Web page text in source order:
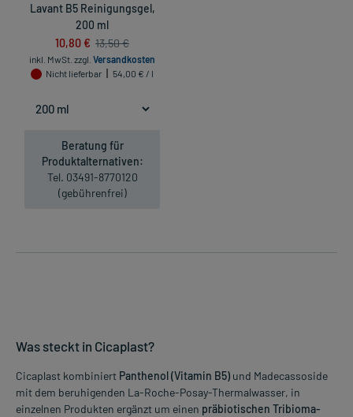
Lavant B5 Reinigungsgel,
200 ml
10,80 € 13,50 €
inkl. MwSt. zzgl. Versandkosten
Nicht lieferbar
54,00 € / l
Beratung für
Produktalternativen:
Tel. 03491-8770120
(gebührenfrei)
Was steckt in Cicaplast?
Cicaplast kombiniert Panthenol (Vitamin B5) und Madecassoside
mit dem beruhigenden La-Roche-Posay-Thermalwasser, in
einzelnen Produkten ergänzt um einen präbiotischen Tribioma-